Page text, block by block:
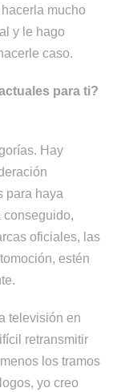
mucho
y le hago
caso.
para ti?
Hay
para haya
conseguido,
oficiales, las
estén
televisión en
retransmitir
los tramos
yo creo